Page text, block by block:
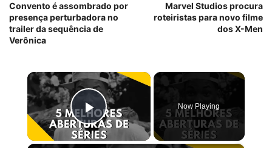
Convento é assombrado por
presença perturbadora no
trailer da sequência de
Verônica
Marvel Studios procura
roteiristas para novo filme
dos X-Men
×
Play Video
Now Playing